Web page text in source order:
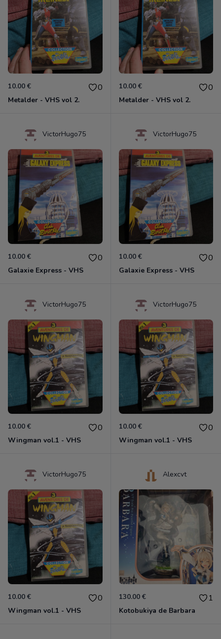
10.00 € 0
Metalder - VHS vol 2.
10.00 € 0
Metalder - VHS vol 2.
VictorHugo75
10.00 € 0
Galaxie Express - VHS
VictorHugo75
10.00 € 0
Galaxie Express - VHS
VictorHugo75
10.00 € 0
Wingman vol.1 - VHS
VictorHugo75
10.00 € 0
Wingman vol.1 - VHS
VictorHugo75
10.00 € 0
Wingman vol.1 - VHS
Alexcvt
130.00 € 1
Kotobukiya de Barbara